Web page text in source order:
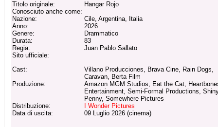
Titolo originale:
Hangar Rojo
Conosciuto anche come:
Nazione:
Cile, Argentina, Italia
Anno:
2026
Genere:
Drammatico
Durata:
83
Regia:
Juan Pablo Sallato
Sito ufficiale:
Cast:
Villano Producciones, Brava Cine, Rain Dogs,
Caravan, Berta Film
Produzione:
Amazon MGM Studios, Eat the Cat,
Entertainment, Semi-Formal Productions,
Penny, Somewhere Pictures
Distribuzione:
I Wonder Pictures
Data di uscita:
09 Luglio 2026 (cinema)